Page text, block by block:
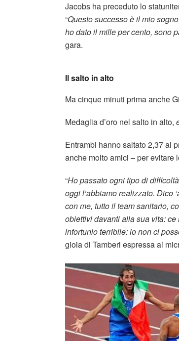
Jacobs ha preceduto lo
“Questo successo è il mio
ho dato il mille per cento, sono
gara.
Il salto in alto
Ma cinque minuti prima anche
Medaglia d’oro nel salto in alto,
Entrambi hanno saltato 2,37 al
anche molto amici – per evitare
“Ho passato ogni tipo di
oggi l’abbiamo realizzato. Dico
con me, tutto il team sanitario,
obiettivi davanti alla sua vita:
infortunio terribile: io non ci
gioia di Tamberi espressa ai